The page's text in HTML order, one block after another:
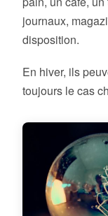
journaux,
disposition.
En hiver, ils
toujours le cas